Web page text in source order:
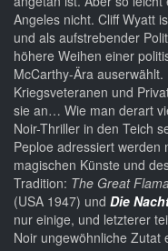
Angeles nicht. Cliff Wyatt
und als aufstrebender
höhere Weihen einer
McCarthy-Ära
Kriegsveteranen und
sie an… Wie man derart
Noir-Thriller in den Teich
Peploe adressiert werden
magischen Künste und
Tradition: The Great
(USA 1947) und Die
nur einige, und letzterer
Noir ungewöhnliche Zutat